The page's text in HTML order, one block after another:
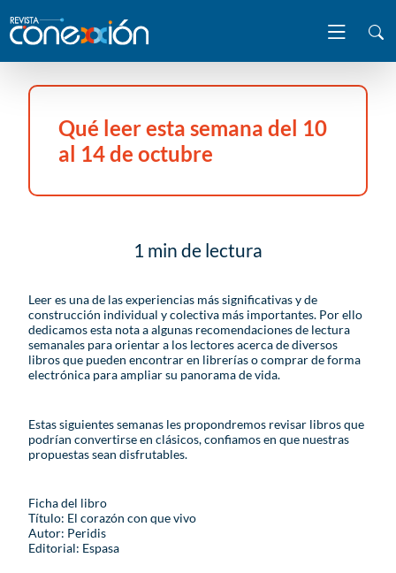
Qué leer esta semana del 10
al 14 de octubre
1 min de lectura
Leer es una de las experiencias más significativas y de
construcción individual y colectiva más importantes. Por ello
dedicamos esta nota a algunas recomendaciones de lectura
semanales para orientar a los lectores acerca de diversos
libros que pueden encontrar en librerías o comprar de forma
electrónica para ampliar su panorama de vida.
Estas siguientes semanas les propondremos revisar libros que
podrían convertirse en clásicos, confiamos en que nuestras
propuestas sean disfrutables.
Ficha del libro
Título: El corazón con que vivo
Autor: Peridis
Editorial: Espasa